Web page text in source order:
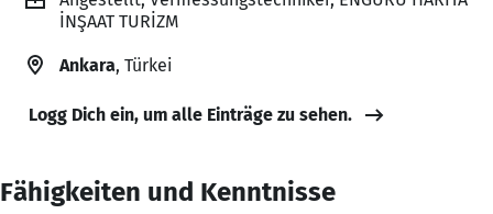
İNŞAAT TURİZM
Ankara, Türkei
Logg Dich ein, um alle Einträge zu sehen.
Fähigkeiten und Kenntnisse